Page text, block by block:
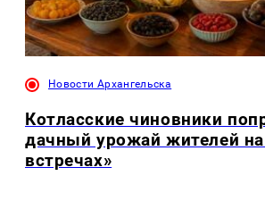
Новости Архангельска
Котласские чиновники
дачный урожай жителей
встречах»